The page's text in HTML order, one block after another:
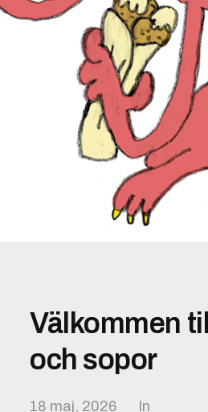
Välkommen
och sopor
18 maj, 2026 In